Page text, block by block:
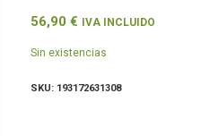
56,90 € IVA INCLUIDO
Sin existencias
SKU: 193172631308